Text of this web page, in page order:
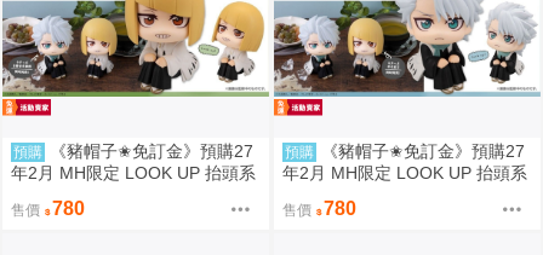
預購
《豬帽子✬免訂金》預購27
年2月 MH限定 LOOK UP 抬頭系
12
售價 780
預購
《豬帽子✬免訂金》預購27
年2月 MH限定 LOOK UP 抬頭系
郎 0812
售價 780